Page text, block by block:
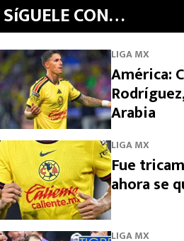
SíGUELE CON…
LIGA MX
América:
Arabia
LIGA MX
Fue
ahora se
LIGA MX